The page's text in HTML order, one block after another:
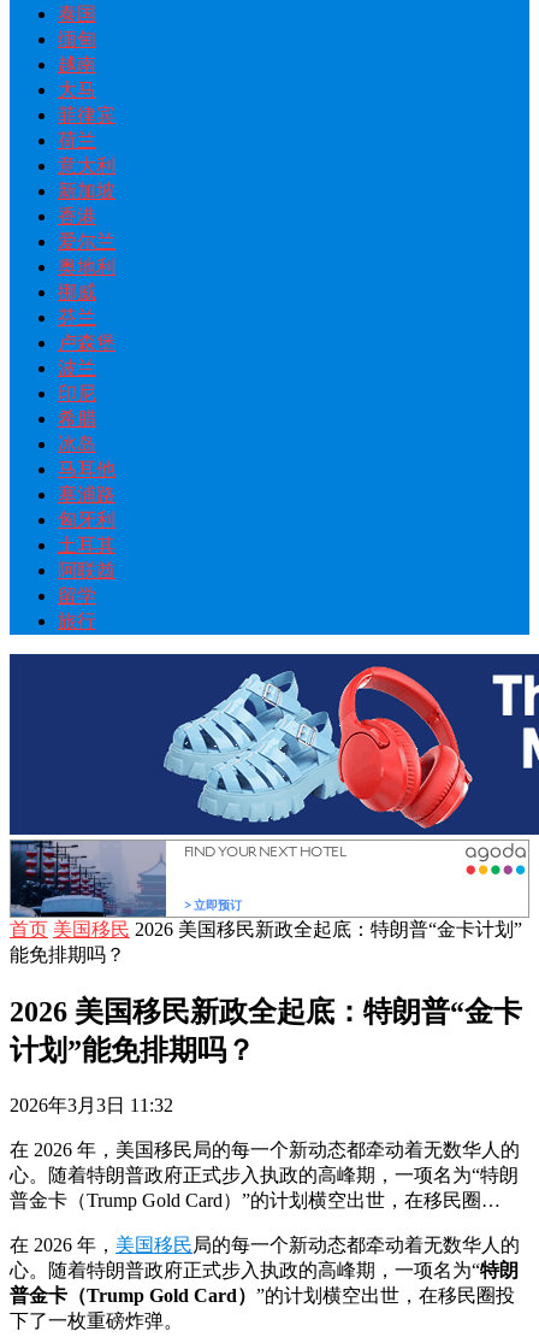
泰国
缅甸
越南
大马
菲律宾
荷兰
意大利
新加坡
香港
爱尔兰
奥地利
挪威
芬兰
卢森堡
波兰
印尼
希腊
冰岛
马耳他
塞浦路
匈牙利
土耳其
阿联酋
留学
旅行
首页 美国移民 2026 美国移民新政全起底：特朗普“金卡计划”
能免排期吗？
2026 美国移民新政全起底：特朗普“金卡
计划”能免排期吗？
2026年3月3日 11:32
在 2026 年，美国移民局的每一个新动态都牵动着无数华人的
心。随着特朗普政府正式步入执政的高峰期，一项名为“特朗
普金卡（Trump Gold Card）”的计划横空出世，在移民圈…
在 2026 年， 美国移民局的每一个新动态都牵动着无数华人的
心。随着特朗普政府正式步入执政的高峰期，一项名为“特朗
普金卡（Trump Gold Card） ”的计划横空出世，在移民圈投
下了一枚重磅炸弹。